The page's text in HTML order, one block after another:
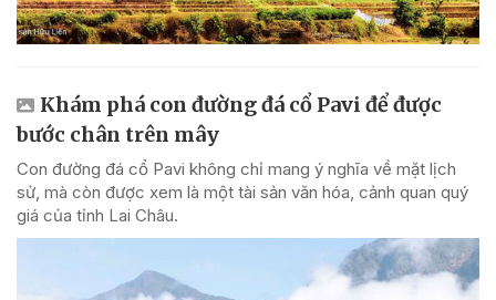
Khám phá con đường đá cổ Pavi để được
bước chân trên mây
Con đường đá cổ Pavi không chỉ mang ý nghĩa về mặt lịch
sử, mà còn được xem là một tài sản văn hóa, cảnh quan quý
giá của tỉnh Lai Châu.